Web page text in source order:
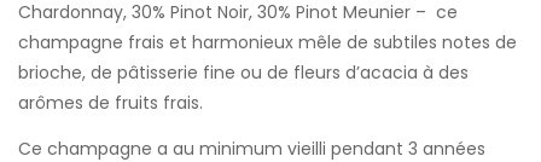
Chardonnay, 30% Pinot Noir, 30% Pinot Meunier – ce
champagne frais et harmonieux mêle de subtiles notes de
brioche, de pâtisserie fine ou de fleurs d’acacia à des
arômes de fruits frais.
Ce champagne a au minimum vieilli pendant 3 années